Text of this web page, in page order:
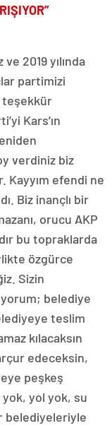
2019 yılında
partimizi
teşekkür
Kars’ın
verdiniz biz
Kayyım efendi ne
Biz inançlı bir
orucu AKP
bu topraklarda
özgürce
Sizin
belediye
teslim
kılacaksın
edeceksin,
peşkeş
yok, yol yok, su
belediyeleriyle